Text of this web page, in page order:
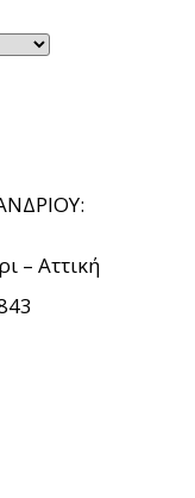
– Αττική